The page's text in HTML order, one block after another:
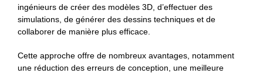
ingénieurs de créer des modèles 3D, d’effectuer des
simulations, de générer des dessins techniques et de
collaborer de manière plus efficace.
Cette approche offre de nombreux avantages, notamment
une réduction des erreurs de conception, une meilleure